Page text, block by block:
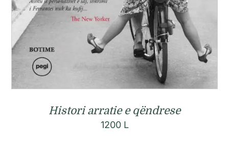
Histori arratie e qëndrese
1200 L